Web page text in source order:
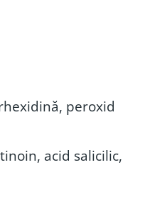
peroxid
acid salicilic,